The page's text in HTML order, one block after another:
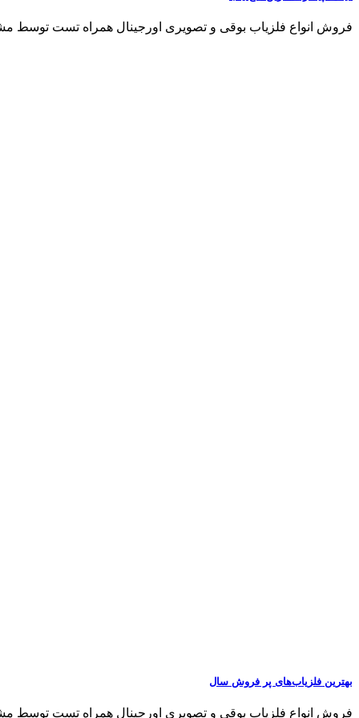
فروش انواع فلزیاب بوقی و تصویری اورجینال همراه تست توسط مشتری
بهترین فلزیاب‌های پر فروش سال
فروش انواع فلزیاب بوقی و تصویری اورجینال همراه تست توسط مشتری